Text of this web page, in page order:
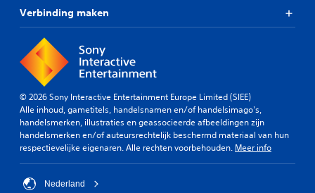
Verbinding maken
© 2026 Sony Interactive Entertainment Europe Limited (SIEE)
Alle inhoud, gametitels, handelsnamen en/of handelsimago's,
handelsmerken, illustraties en geassocieerde afbeeldingen zijn
handelsmerken en/of auteursrechtelijk beschermd materiaal van hun
respectievelijke eigenaren. Alle rechten voorbehouden. Meer info
Nederland